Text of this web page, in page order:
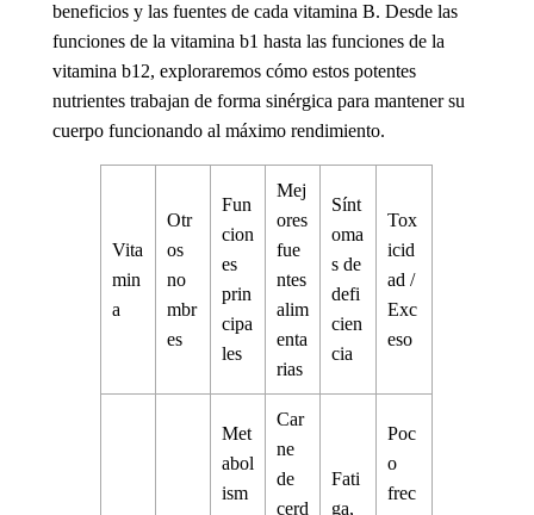
beneficios y las fuentes de cada vitamina B. Desde las
funciones de la vitamina b1 hasta las funciones de la
vitamina b12, exploraremos cómo estos potentes
nutrientes trabajan de forma sinérgica para mantener su
cuerpo funcionando al máximo rendimiento.
Vita
min
a
Otr
os
no
mbr
es
Fun
cion
es
prin
cipa
les
Mej
ores
fue
ntes
alim
enta
rias
Sínt
oma
s de
defi
cien
cia
Tox
icid
ad /
Exc
eso
Met
abol
ism
Car
ne
de
cerd
Fati
ga,
Poc
o
frec